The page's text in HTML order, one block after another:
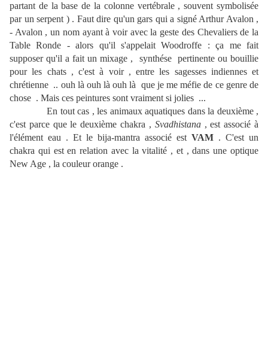
partant de la base de la colonne vertébrale , souvent symbolisée
par un serpent ) . Faut dire qu'un gars qui a signé Arthur Avalon ,
- Avalon , un nom ayant à voir avec la geste des Chevaliers de la
Table Ronde - alors qu'il s'appelait Woodroffe : ça me fait
supposer qu'il a fait un mixage , synthése pertinente ou bouillie
pour les chats , c'est à voir , entre les sagesses indiennes et
chrétienne .. ouh là ouh là ouh là que je me méfie de ce genre de
chose . Mais ces peintures sont vraiment si jolies ...
En tout cas , les animaux aquatiques dans la deuxième ,
c'est parce que le deuxième chakra , Svadhistana, est associé à
l'élément eau . Et le bija-mantra associé est VAM . C'est un
chakra qui est en relation avec la vitalité , et , dans une optique
New Age , la couleur orange .